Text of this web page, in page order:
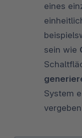
eines
sein wie
System